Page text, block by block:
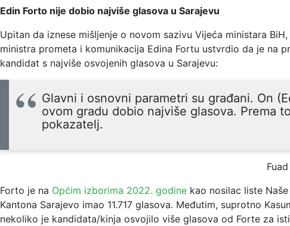
Edin Forto nije dobio najviše glasova u Sarajevu
Upitan da iznese mišljenje o novom sazivu Vijeća ministara
ministra prometa i komunikacija Edina Fortu ustvrdio da je na
kandidat s najviše osvojenih glasova u Sarajevu:
Glavni i osnovni parametri su građani. On
ovom gradu dobio najviše glasova. Prema
pokazatelj.
Forto je na Općim izborima 2022. godine kao nosilac liste
Kantona Sarajevo imao 11.717 glasova. Međutim, suprotno
nekoliko je kandidata/kinja osvojilo više glasova od Forte za